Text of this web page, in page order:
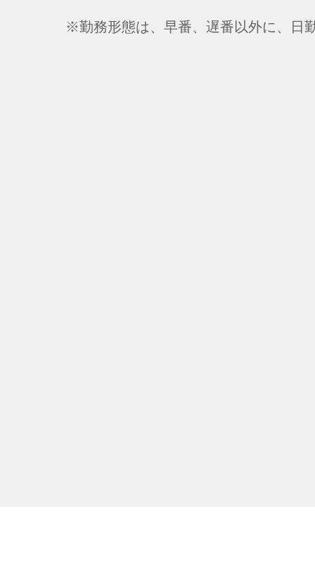
※勤務形態は、早番、遅番以外に、日